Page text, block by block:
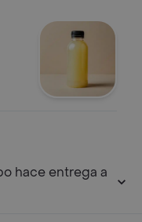
hace entrega a